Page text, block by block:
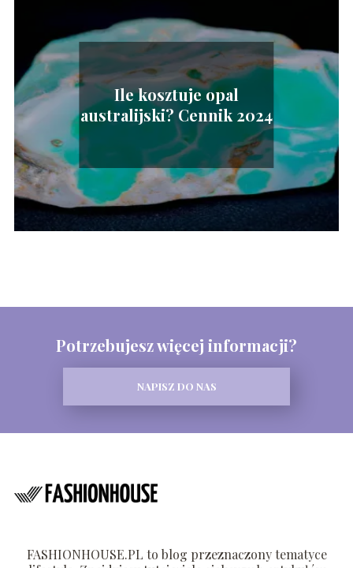
Ile kosztuje opal
australijski? Cennik 2024
Potrzebujesz więcej informacji?
NAPISZ DO NAS
FASHIONHOUSE.PL to blog przeznaczony tematyce